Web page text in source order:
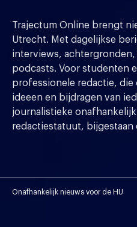
Trajectum Online brengt
Utrecht. Met dagelijkse
interviews,
podcasts. Voor studenten
professionele redactie,
ideeen en bijdragen van
journalistieke
redactiestatuut, bijgestaan
Onafhankelijk nieuws voor de HU